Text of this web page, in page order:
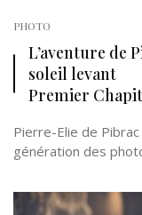
PHOTO
L’aventure de
soleil levant
Premier
Pierre-Elie de
génération des